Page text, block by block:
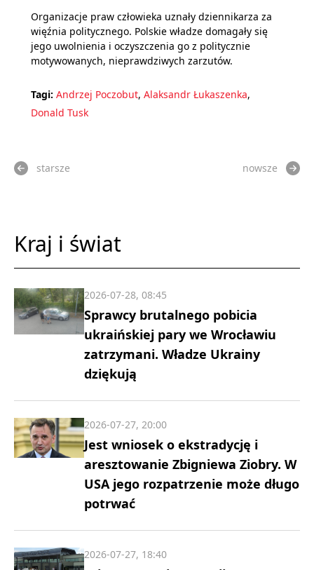
Organizacje praw człowieka uznały dziennikarza za
więźnia politycznego. Polskie władze domagały się
jego uwolnienia i oczyszczenia go z politycznie
motywowanych, nieprawdziwych zarzutów.
Tagi: Andrzej Poczobut, Alaksandr Łukaszenka,
Donald Tusk
starsze nowsze
Kraj i świat
Sprawcy brutalnego pobicia
ukraińskiej pary we Wrocławiu
zatrzymani. Władze Ukrainy
dziękują
2026-07-28, 08:45
Jest wniosek o ekstradycję i
aresztowanie Zbigniewa Ziobry. W
USA jego rozpatrzenie może długo
potrwać
2026-07-27, 20:00
2026-07-27, 18:40